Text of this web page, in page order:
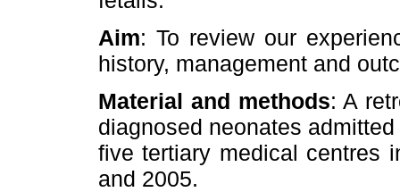
Aim: To review our
history, management and
Material and methods: A
diagnosed neonates
five tertiary medical centres
and 2005.